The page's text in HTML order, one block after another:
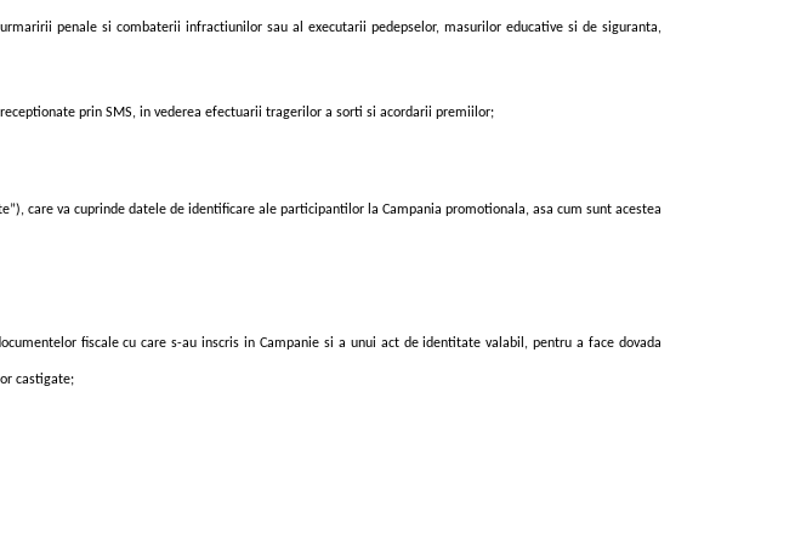
aririi penale si combaterii infractiunilor sau al executarii pedepselor, masurilor educative si de siguranta,
prin SMS, in vederea efectuarii tragerilor a sorti si acordarii premiilor;
care va cuprinde datele de identificare ale participantilor la Campania promotionala, asa cum sunt acestea
fiscale cu care s-au inscris in Campanie si a unui act de identitate valabil, pentru a face dovada
castigate;